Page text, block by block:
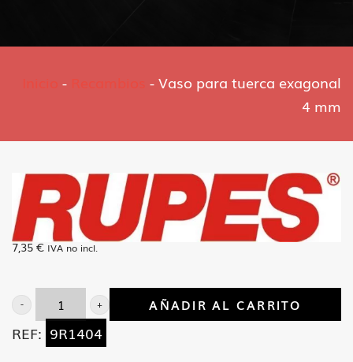
- -Vaso para tuerca exagonal
4 mm
7,35 € IVA no incl.
Vaso
para
AÑADIR AL CARRITO
REF: 9R1404